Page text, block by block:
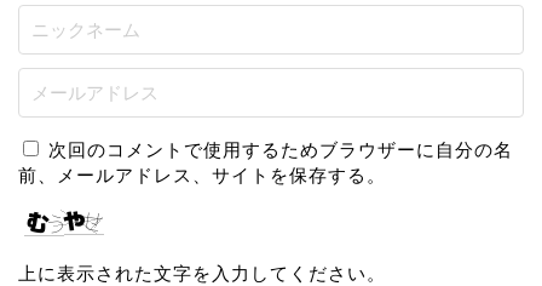
次回のコメントで使用するためブラウザーに自分の名
前、メールアドレス、サイトを保存する。
上に表示された文字を入力してください。